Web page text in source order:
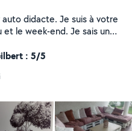
didacte. Je suis à votre
le week-end. Je sais un
: 5/5